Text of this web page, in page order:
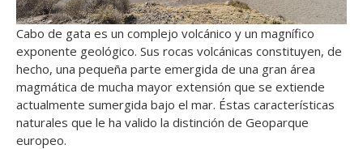
Cabo de gata es un complejo volcánico y un magnífico
exponente geológico. Sus rocas volcánicas constituyen, de
hecho, una pequeña parte emergida de una gran área
magmática de mucha mayor extensión que se extiende
actualmente sumergida bajo el mar. Éstas características
naturales que le ha valido la distinción de Geoparque
europeo.